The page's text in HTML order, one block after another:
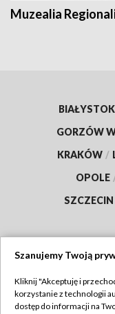
Muzealia
BIAŁYSTOK
GORZÓW
KRAKÓW /
OPOLE
SZCZECIN
Szanujemy Twoją
Kliknij "Akceptuję i
korzystanie z technologii
dostęp do informacji na